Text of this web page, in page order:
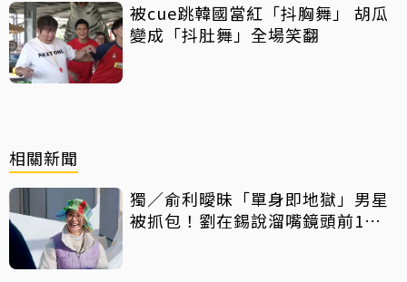
被cue跳韓國當紅「抖胸舞」 胡瓜
變成「抖肚舞」全場笑翻
相關新聞
獨／俞利曖昧「單身即地獄」男星
被抓包！劉在錫說溜嘴鏡頭前1舉